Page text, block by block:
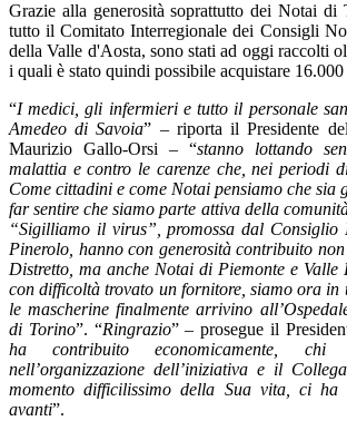
Grazie alla generosità soprattutto dei Notai di
tutto il Comitato Interregionale dei Consigli
della Valle d'Aosta, sono stati ad oggi raccolti
i quali è stato quindi possibile acquistare 16.000
“I medici, gli infermieri e tutto il personale
Amedeo di Savoia” – riporta il Presidente
Maurizio Gallo-Orsi – “stanno lottando
malattia e contro le carenze che, nei periodi
Come cittadini e come Notai pensiamo che sia
far sentire che siamo parte attiva della
“Sigilliamo il virus”, promossa dal
Pinerolo, hanno con generosità contribuito
Distretto, ma anche Notai di Piemonte e Valle
con difficoltà trovato un fornitore, siamo ora in
le mascherine finalmente arrivino
di Torino”. “Ringrazio” – prosegue il
ha contribuito economicamente,
nell’organizzazione dell’iniziativa e il
momento difficilissimo della Sua vita, ci ha
avanti”.